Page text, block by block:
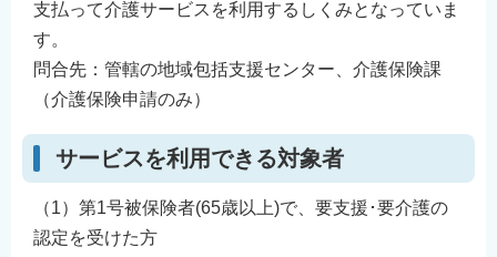
支払って介護サービスを利用するしくみとなっていま
す。
問合先：管轄の地域包括支援センター、介護保険課
（介護保険申請のみ）
サービスを利用できる対象者
（1）第1号被保険者(65歳以上)で、要支援･要介護の
認定を受けた方